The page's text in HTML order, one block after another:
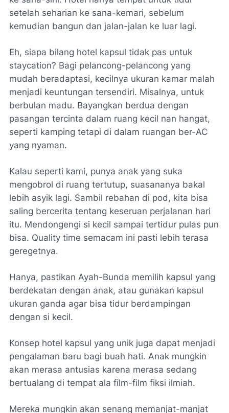
setelah seharian ke sana-kemari, sebelum
kemudian bangun dan jalan-jalan ke luar lagi.
Eh, siapa bilang hotel kapsul tidak pas untuk
staycation? Bagi pelancong-pelancong yang
mudah beradaptasi, kecilnya ukuran kamar malah
menjadi keuntungan tersendiri. Misalnya, untuk
berbulan madu. Bayangkan berdua dengan
pasangan tercinta dalam ruang kecil nan hangat,
seperti kamping tetapi di dalam ruangan ber-AC
yang nyaman.
Kalau seperti kami, punya anak yang suka
mengobrol di ruang tertutup, suasananya bakal
lebih asyik lagi. Sambil rebahan di pod , kita bisa
saling bercerita tentang keseruan perjalanan hari
itu. Mendongengi si kecil sampai tertidur pulas pun
bisa. Quality time semacam ini pasti lebih terasa
geregetnya.
Hanya, pastikan Ayah-Bunda memilih kapsul yang
berdekatan dengan anak, atau gunakan kapsul
ukuran ganda agar bisa tidur berdampingan
dengan si kecil.
Konsep hotel kapsul yang unik juga dapat menjadi
pengalaman baru bagi buah hati. Anak mungkin
akan merasa antusias karena merasa sedang
bertualang di tempat ala film-film fiksi ilmiah.
Mereka mungkin akan senang memanjat-manjat